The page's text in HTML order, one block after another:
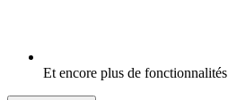
Et encore plus de fonctionnalités